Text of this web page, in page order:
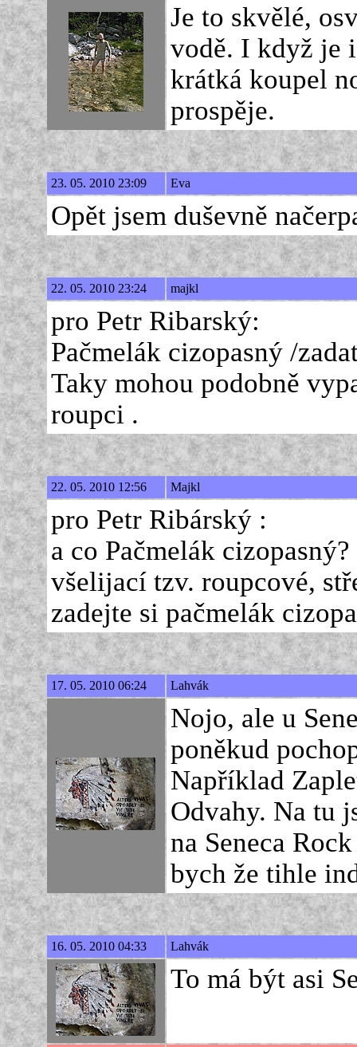
Je to skvělé,
vodě. I když je
krátká koupel
prospěje.
23. 05. 2010 23:09 Eva
Opět jsem duševně
22. 05. 2010 23:24 majkl
pro Petr Ribarský:
Pačmelák cizopasný /
Taky mohou podobně
roupci .
22. 05. 2010 12:56 Majkl
pro Petr Ribárský :
a co Pačmelák
všelijací tzv. roupcové,
zadejte si pačmelák
17. 05. 2010 06:24 Lahvák
Nojo, ale u
poněkud
Například
Odvahy. Na tu
na Seneca
bych že tihle
16. 05. 2010 04:33 Lahvák
To má být asi